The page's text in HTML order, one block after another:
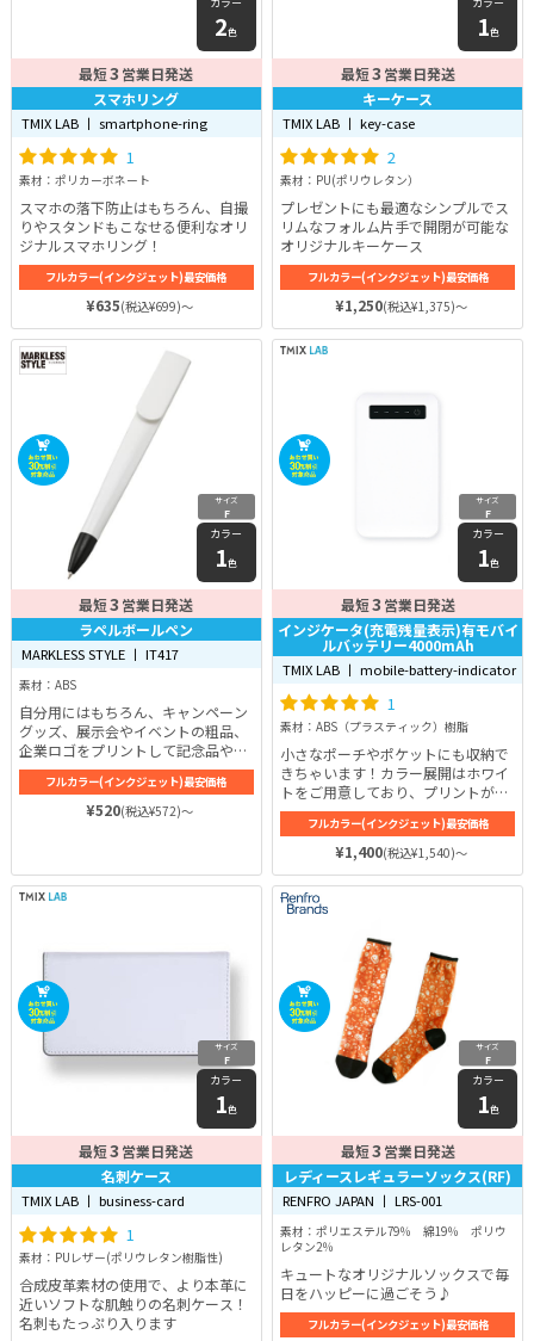
2色
最短3 営業日発送
スマホリング
TMIX LAB 丨 smartphone-ring
1
素材：ポリカーボネート
スマホの落下防止はもちろん、自撮
りやスタンドもこなせる便利なオリ
ジナルスマホリング！
フルカラー(インクジェット)最安価格
¥635(税込¥699)～
1色
最短3 営業日発送
キーケース
TMIX LAB 丨 key-case
2
素材：PU(ポリウレタン）
プレゼントにも最適なシンプルでス
リムなフォルム片手で開閉が可能な
オリジナルキーケース
フルカラー(インクジェット)最安価格
¥1,250(税込¥1,375)～
サイズ
F
カラー
1色
最短3 営業日発送
ラペルボールペン
MARKLESS STYLE 丨 IT417
素材：ABS
自分用にはもちろん、キャンペーン
グッズ、展示会やイベントの粗品、
企業ロゴをプリントして記念品や販
促のノベルティなど様々なシーンで
使えるラペルボールペン。
フルカラー(インクジェット)最安価格
¥520(税込¥572)～
サイズ
F
カラー
1色
最短3 営業日発送
インジケータ(充電残量表示)有モバイ
ルバッテリー4000mAh
TMIX LAB 丨 mobile-battery-indicator
1
素材：ABS（プラスティック）樹脂
小さなポーチやポケットにも収納で
きちゃいます！カラー展開はホワイ
トをご用意しており、プリントが綺
麗に映えるようになっています。
フルカラー(インクジェット)最安価格
¥1,400(税込¥1,540)～
サイズ
F
カラー
1色
最短3 営業日発送
名刺ケース
TMIX LAB 丨 business-card
1
素材：PUレザー(ポリウレタン樹脂性)
合成皮革素材の使用で、より本革に
近いソフトな肌触りの名刺ケース！
名刺もたっぷり入ります
サイズ
F
カラー
1色
最短3 営業日発送
レディースレギュラーソックス(RF)
RENFRO JAPAN 丨 LRS-001
素材：ポリエステル79％ 綿19％ ポリウ
レタン2％
キュートなオリジナルソックスで毎
日をハッピーに過ごそう♪
フルカラー(インクジェット)最安価格